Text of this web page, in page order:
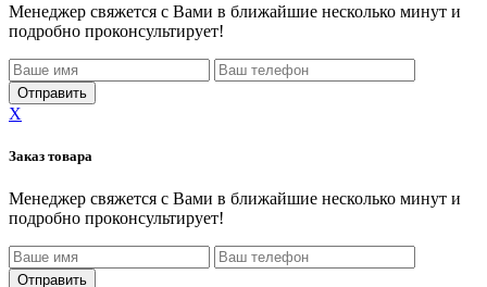
Менеджер свяжется с Вами в ближайшие несколько минут и
подробно проконсультирует!
X
Заказ товара
Менеджер свяжется с Вами в ближайшие несколько минут и
подробно проконсультирует!